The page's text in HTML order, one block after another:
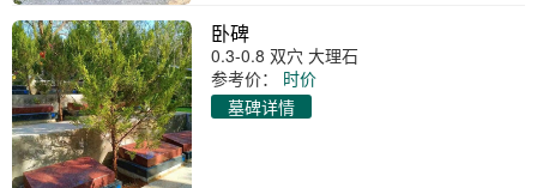
卧碑
0.3-0.8 双穴 大理石
参考价：
时价
墓碑详情